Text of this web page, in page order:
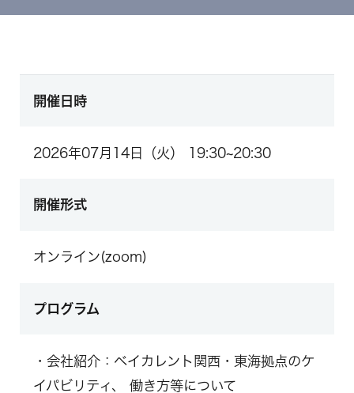
開催日時
2026年07月14日（火） 19:30~20:30
開催形式
オンライン(zoom)
プログラム
・会社紹介：ベイカレント関西・東海拠点のケ
イパビリティ、 働き方等について